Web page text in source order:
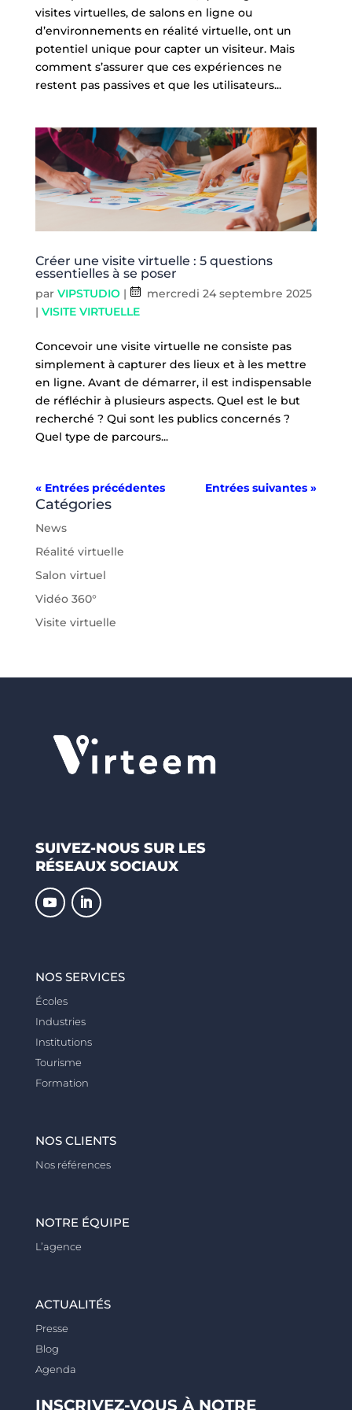
visites virtuelles, de salons en ligne ou
d’environnements en réalité virtuelle, ont un
potentiel unique pour capter un visiteur. Mais
comment s’assurer que ces expériences ne
restent pas passives et que les utilisateurs...
Créer une visite virtuelle : 5 questions
essentielles à se poser
par VIPSTUDIO|
mercredi 24 septembre 2025
| VISITE VIRTUELLE
Concevoir une visite virtuelle ne consiste pas
simplement à capturer des lieux et à les mettre
en ligne. Avant de démarrer, il est indispensable
de réfléchir à plusieurs aspects. Quel est le but
recherché ? Qui sont les publics concernés ?
Quel type de parcours...
« Entrées précédentes Entrées suivantes »
Catégories
News
Réalité virtuelle
Salon virtuel
Vidéo 360°
Visite virtuelle
SUIVEZ-NOUS SUR LES
RÉSEAUX SOCIAUX
NOS SERVICES
Écoles
Industries
Institutions
Tourisme
Formation
NOS CLIENTS
Nos références
NOTRE ÉQUIPE
L’agence
ACTUALITÉS
Presse
Blog
Agenda
INSCRIVEZ-VOUS À NOTRE